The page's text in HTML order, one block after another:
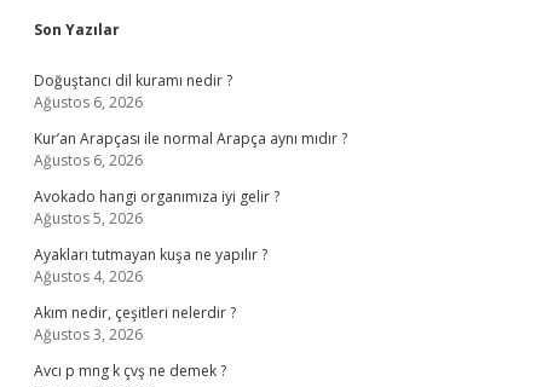
Sidebar
Son Yazılar
Doğuştancı dil kuramı nedir ?
Ağustos 6, 2026
Kur’an Arapçası ile normal Arapça aynı mıdır ?
Ağustos 6, 2026
Avokado hangi organımıza iyi gelir ?
Ağustos 5, 2026
Ayakları tutmayan kuşa ne yapılır ?
Ağustos 4, 2026
Akım nedir, çeşitleri nelerdir ?
Ağustos 3, 2026
Avcı p mng k çvş ne demek ?